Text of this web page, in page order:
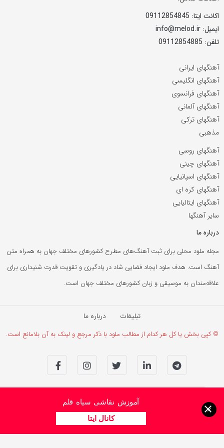
اکانت ایتا: 09112854845
ایمیل: info@melod.ir
تلفن: 09112854885
آهنگهای ایرانی
آهنگهای انگلیسی
آهنگهای فرانسوی
آهنگهای آلمانی
آهنگهای ترکی
مذهبی
آهنگهای روسی
آهنگهای چینی
آهنگهای اسپانیایی
آهنگهای کره ای
آهنگهای ایتالیایی
سایر آهنگها
درباره ما
مجله ملود محلی برای ثبت آهنگ‌های مطرح کشورهای مختلف جهان به همراه متن
آهنگ است. هدف ملود ایجاد فضایی شاد در یادگیری و تقویت قدرت شنیداری برای
علاقه‌مندان به موسیقی و زبان کشورهای مختلف جهان است.
تبلیغات درباره ما
© کپی بخش یا کل هر کدام از مطالب ملود با ذکر مرجع و لینک به آن بلامانع است.
آموزش نقاشی سیاه قلم
کانال ایتا
×